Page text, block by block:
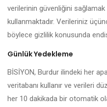
verilerinin güvenliğini
kullanmaktadır. Verileriniz
böylece gizlilik konusunda
Günlük Yedekleme
BİSİYON, Burdur ilindeki her
veritabanı kullanır ve verileri
her 10 dakikada bir otomatik